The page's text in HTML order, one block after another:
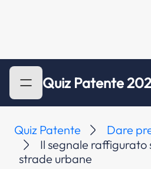
Quiz Patente
Quiz Patente
Dare
Il segnale raffigurato
strade urbane